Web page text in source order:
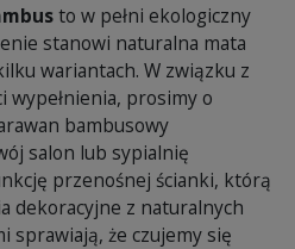
to w pełni ekologiczny
stanowi naturalna mata
wariantach. W związku z
wypełnienia, prosimy o
bambusowy
salon lub sypialnię
przenośnej ścianki, którą
dekoracyjne z naturalnych
sprawiają, że czujemy się